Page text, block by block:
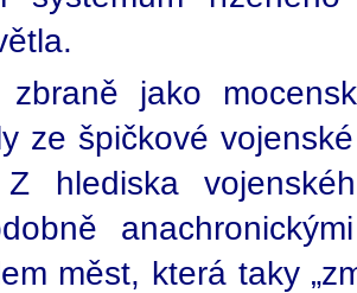
zbraně jako
ze špičkové
Z hlediska
měst, která taky